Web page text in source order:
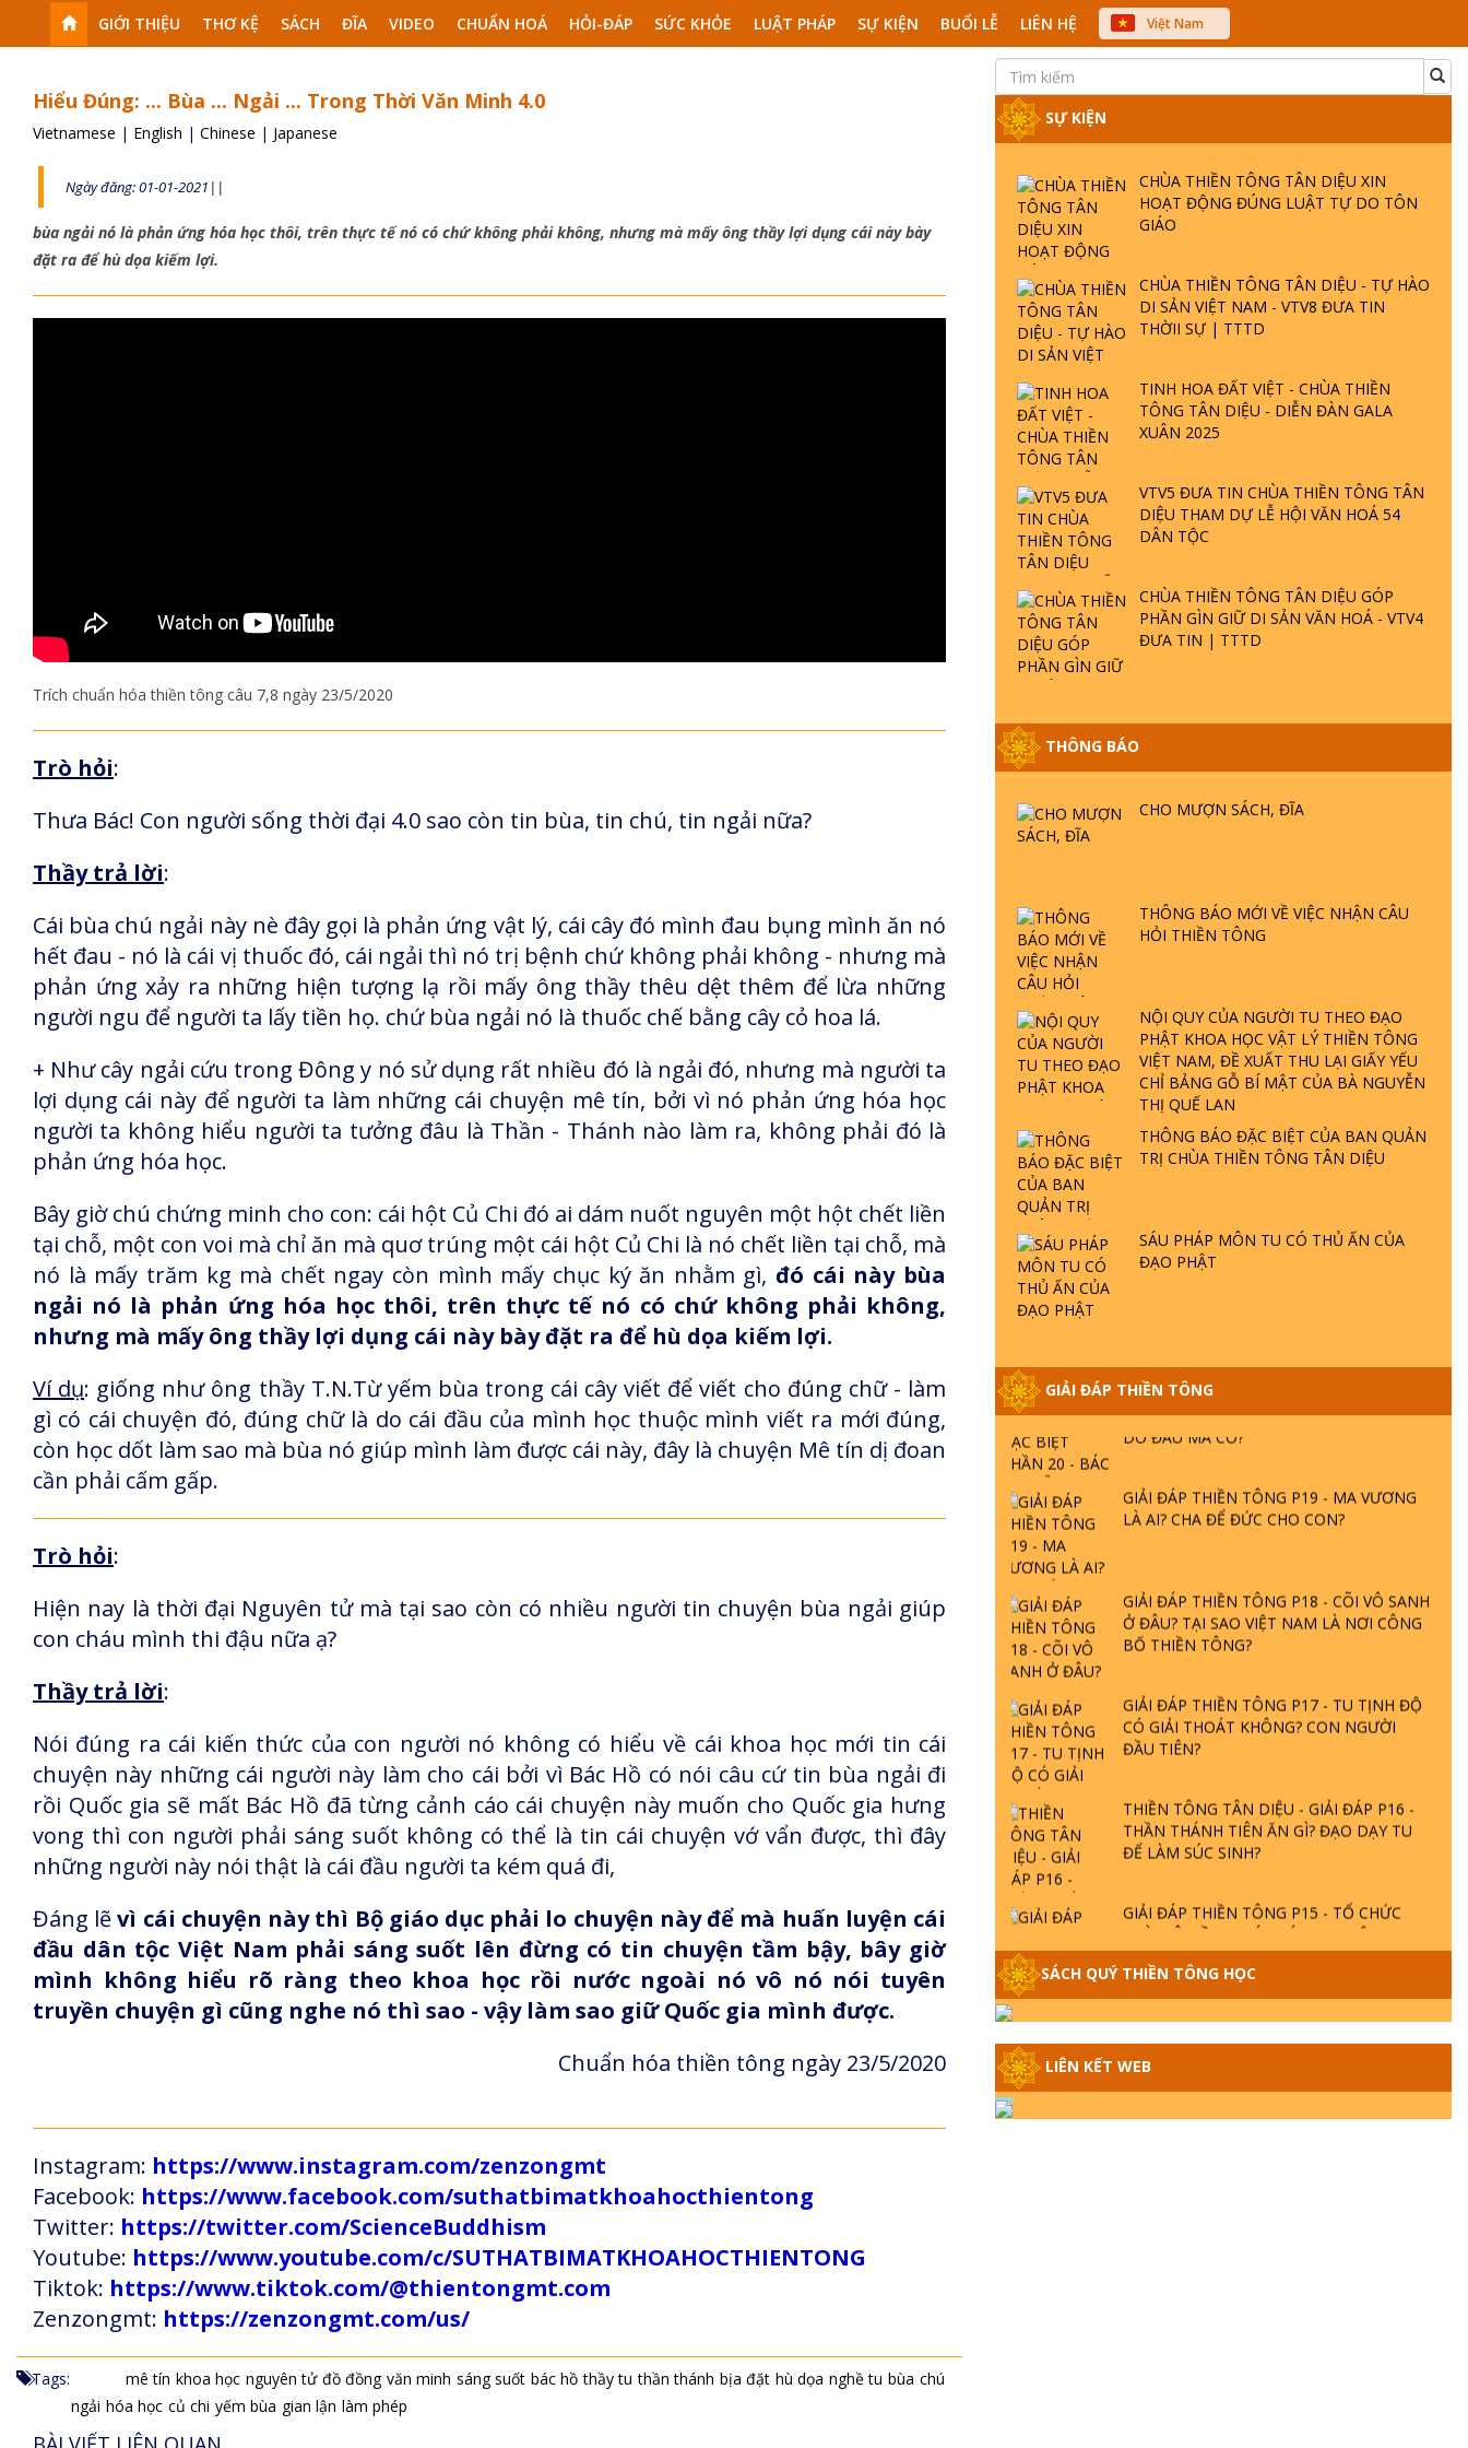
GIỚI THIỆU THƠ KỆ SÁCH ĐĨA VIDEO CHUẨN HOÁ HỎI-ĐÁP SỨC KHỎE LUẬT PHÁP SỰ KIỆN BUỔI LỄ LIÊN HỆ
Việt Nam
中文
Hiểu Đúng: ... Bùa ... Ngải ... Trong Thời Văn Minh 4.0
Vietnamese | English | Chinese | Japanese
Ngày đăng: 01-01-2021||
bùa ngải nó là phản ứng hóa học thôi, trên thực tế nó có chứ không phải không, nhưng mà mấy ông thầy lợi dụng cái này bày
đặt ra để hù dọa kiếm lợi.
Trích chuẩn hóa thiền tông câu 7,8 ngày 23/5/2020
Trò hỏi:
Thưa Bác! Con người sống thời đại 4.0 sao còn tin bùa, tin chú, tin ngải nữa?
Thầy trả lời:
Cái bùa chú ngải này nè đây gọi là phản ứng vật lý, cái cây đó mình đau bụng mình ăn nó
hết đau - nó là cái vị thuốc đó, cái ngải thì nó trị bệnh chứ không phải không - nhưng mà
phản ứng xảy ra những hiện tượng lạ rồi mấy ông thầy thêu dệt thêm để lừa những
người ngu để người ta lấy tiền họ. chứ bùa ngải nó là thuốc chế bằng cây cỏ hoa lá.
+ Như cây ngải cứu trong Đông y nó sử dụng rất nhiều đó là ngải đó, nhưng mà người ta
lợi dụng cái này để người ta làm những cái chuyện mê tín, bởi vì nó phản ứng hóa học
người ta không hiểu người ta tưởng đâu là Thần - Thánh nào làm ra, không phải đó là
phản ứng hóa học.
Bây giờ chú chứng minh cho con: cái hột Củ Chi đó ai dám nuốt nguyên một hột chết liền
tại chỗ, một con voi mà chỉ ăn mà quơ trúng một cái hột Củ Chi là nó chết liền tại chỗ, mà
nó là mấy trăm kg mà chết ngay còn mình mấy chục ký ăn nhằm gì, đó cái này bùa
ngải nó là phản ứng hóa học thôi, trên thực tế nó có chứ không phải không,
nhưng mà mấy ông thầy lợi dụng cái này bày đặt ra để hù dọa kiếm lợi.
Ví dụ: giống như ông thầy T.N.Từ yếm bùa trong cái cây viết để viết cho đúng chữ - làm
gì có cái chuyện đó, đúng chữ là do cái đầu của mình học thuộc mình viết ra mới đúng,
còn học dốt làm sao mà bùa nó giúp mình làm được cái này, đây là chuyện Mê tín dị đoan
cần phải cấm gấp.
Trò hỏi:
Hiện nay là thời đại Nguyên tử mà tại sao còn có nhiều người tin chuyện bùa ngải giúp
con cháu mình thi đậu nữa ạ?
Thầy trả lời:
Nói đúng ra cái kiến thức của con người nó không có hiểu về cái khoa học mới tin cái
chuyện này những cái người này làm cho cái bởi vì Bác Hồ có nói câu cứ tin bùa ngải đi
rồi Quốc gia sẽ mất Bác Hồ đã từng cảnh cáo cái chuyện này muốn cho Quốc gia hưng
vong thì con người phải sáng suốt không có thể là tin cái chuyện vớ vẩn được, thì đây
những người này nói thật là cái đầu người ta kém quá đi,
Đáng lẽvì cái chuyện này thì Bộ giáo dục phải lo chuyện này để mà huấn luyện cái
đầu dân tộc Việt Nam phải sáng suốt lên đừng có tin chuyện tầm bậy, bây giờ
mình không hiểu rõ ràng theo khoa học rồi nước ngoài nó vô nó nói tuyên
truyền chuyện gì cũng nghe nó thì sao - vậy làm sao giữ Quốc gia mình được.
Chuẩn hóa thiền tông ngày 23/5/2020
Instagram: https://www.instagram.com/zenzongmt
Facebook: https://www.facebook.com/suthatbimatkhoahocthientong
Twitter: https://twitter.com/ScienceBuddhism
Youtube: https://www.youtube.com/c/SUTHATBIMATKHOAHOCTHIENTONG
Tiktok: https://www.tiktok.com/@thientongmt.com
Zenzongmt: https://zenzongmt.com/us/
Tags: mê tín khoa học nguyên tử đồ đồng văn minh sáng suốt bác hồ thầy tu thần thánh bịa đặt hù dọa nghề tu bùa chú
ngải hóa học củ chi yếm bùa gian lận làm phép
SỰ KIỆN
CHÙA THIỀN TÔNG TÂN DIỆU XIN
HOẠT ĐỘNG ĐÚNG LUẬT TỰ DO TÔN
GIÁO
CHÙA THIỀN TÔNG TÂN DIỆU - TỰ HÀO
DI SẢN VIỆT NAM - VTV8 ĐƯA TIN
THỜII SỰ | TTTD
TINH HOA ĐẤT VIỆT - CHÙA THIỀN
TÔNG TÂN DIỆU - DIỄN ĐÀN GALA
XUÂN 2025
VTV5 ĐƯA TIN CHÙA THIỀN TÔNG TÂN
DIỆU THAM DỰ LỄ HỘI VĂN HOÁ 54
DÂN TỘC
CHÙA THIỀN TÔNG TÂN DIỆU GÓP
PHẦN GÌN GIỮ DI SẢN VĂN HOÁ - VTV4
ĐƯA TIN | TTTD
THÔNG BÁO
CHO MƯỢN SÁCH, ĐĨA
THÔNG BÁO MỚI VỀ VIỆC NHẬN CÂU
HỎI THIỀN TÔNG
NỘI QUY CỦA NGƯỜI TU THEO ĐẠO
PHẬT KHOA HỌC VẬT LÝ THIỀN TÔNG
VIỆT NAM, ĐỀ XUẤT THU LẠI GIẤY YẾU
CHỈ BẢNG GỖ BÍ MẬT CỦA BÀ NGUYỄN
THỊ QUẾ LAN
THÔNG BÁO ĐẶC BIỆT CỦA BAN QUẢN
TRỊ CHÙA THIỀN TÔNG TÂN DIỆU
SÁU PHÁP MÔN TU CÓ THỦ ẤN CỦA
ĐẠO PHẬT
GIẢI ĐÁP THIỀN TÔNG
GIẢI ĐÁP ĐẶC BIỆT P25 - SUỐT 49 NĂM
PHẬT KHÔNG NÓI? HỘI LONG HOA LÀ
HỘI GÌ? TỬ VÌ ĐẠO
PHẬT GIỚI CÓ THỜI GIAN KHÔNG? |
TTTD
LÀ AI? QUỶ SA TĂNG? | TTTD
GIẢI ĐÁP THIỀN TÔNG ĐẶC BIỆT P22 - TẠI
SAO TRÁI ĐẤT NHIỀU THIÊN TAI - LŨ LỤT
- HỎA HOẠN | TTTD
GIẢI ĐÁP THIỀN TÔNG ĐẶC BIỆT P21 - TẠI
GIẢI ĐÁP VỀ LỄ TIỄN THIỀN TÔNG SƯ
GIẢI ĐÁP THIỀN TÔNG ĐẶC BIỆT PHẦN 20
- BÁC NGUYỄN NHÂN LÀ AI? PHIỀN NÃO
DO ĐÂU MÀ CÓ?
GIẢI ĐÁP THIỀN TÔNG P19 - MA VƯƠNG
LÀ AI? CHA ĐỂ ĐỨC CHO CON?
GIẢI ĐÁP THIỀN TÔNG P18 - CÕI VÔ SANH
Ở ĐÂU? TẠI SAO VIỆT NAM LÀ NƠI CÔNG
BỐ THIỀN TÔNG?
GIẢI ĐÁP THIỀN TÔNG P17 - TU TỊNH ĐỘ
CÓ GIẢI THOÁT KHÔNG? CON NGƯỜI
ĐẦU TIÊN?
THIỀN TÔNG TÂN DIỆU - GIẢI ĐÁP P16 -
THẦN THÁNH TIÊN ĂN GÌ? ĐẠO DẠY TU
ĐỂ LÀM SÚC SINH?
GIẢI ĐÁP THIỀN TÔNG P15 - TỔ CHỨC
LOÀI CÔ HỒN - GIÁO LÝ ĐẠO PHẬT KHI
GIẢI ĐÁP THIỀN TÔNG ĐẶC BIỆT - P14 -
NGUỒN GỐC ÂM LỊCH DƯƠNG LỊCH -
TẦNG BÌNH LƯU LỚN ĐẾN ĐÂU
SÁCH QUÝ THIỀN TÔNG HỌC
LIÊN KẾT WEB